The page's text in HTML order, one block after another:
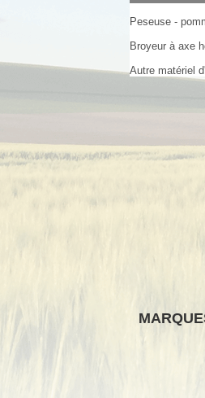
Peseuse -
Broyeur à axe
Autre matériel